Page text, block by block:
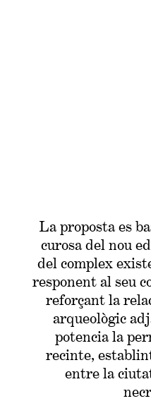
La proposta es
curosa del nou
del complex
responent al seu
reforçant la
arqueològic
potencia la
recinte,
entre la